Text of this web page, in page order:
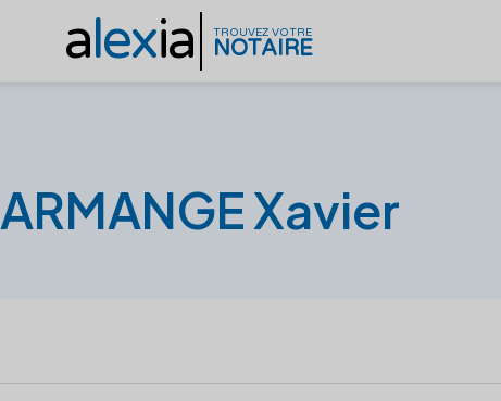
alexia TROUVEZ VOTRE
NOTAIRE
ARMANGE Xavier